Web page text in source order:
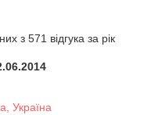
з 571 відгука за рік
Україна